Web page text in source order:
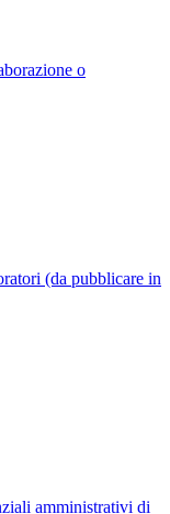
o
(da pubblicare in
amministrativi di